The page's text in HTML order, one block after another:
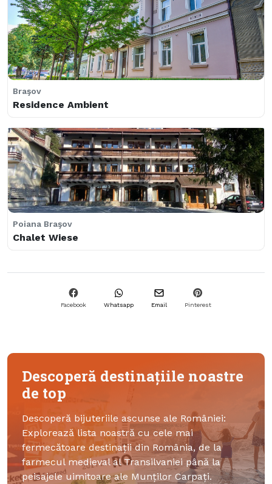
Braşov
Hotel Ambient
Râşnov
Atelier ReCreation Village
Râşnov
AristoCat Guesthouse
Peştera
Zodia Craiului
Braşov
Residence Ambient
Poiana Braşov
Chalet Wiese
Facebook Whatsapp Email Pinterest
Descoperă destinațiile noastre
de top
Descoperă bijuteriile ascunse ale României:
Explorează lista noastră cu cele mai
fermecătoare destinații din România, de la
farmecul medieval al Transilvaniei până la
peisajele uimitoare ale Munților Carpați.